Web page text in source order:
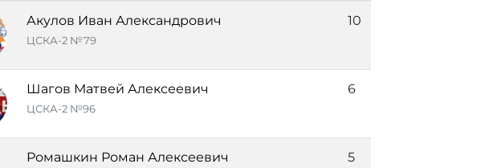
Акулов Иван Александрович
ЦСКА-2 №79
10
Шагов Матвей Алексеевич
ЦСКА-2 №96
6
Ромашкин Роман Алексеевич 5